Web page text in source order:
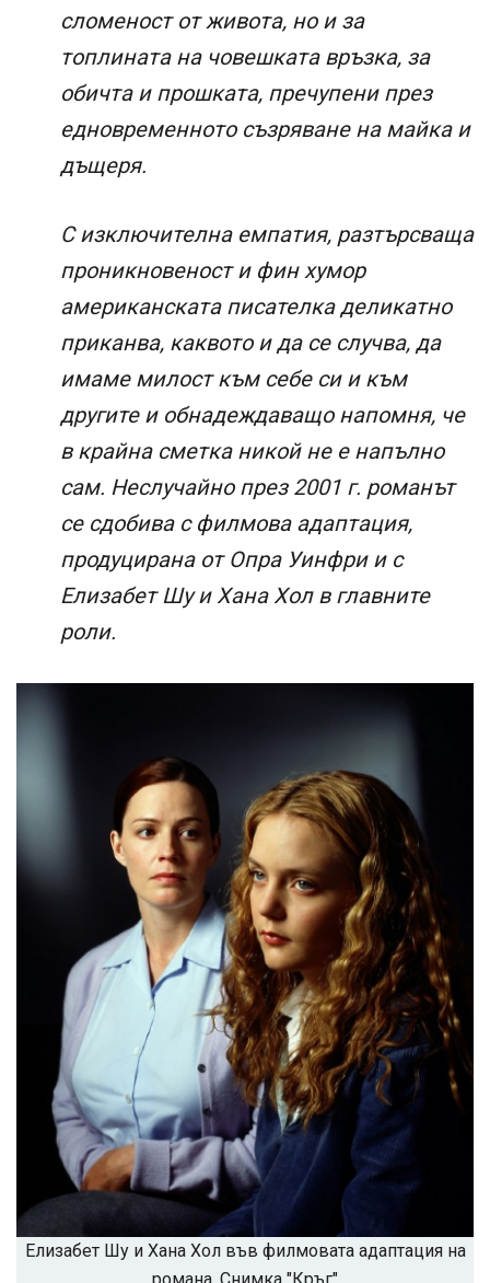
сломеност от живота, но и за
топлината на човешката връзка, за
обичта и прошката, пречупени през
едновременното съзряване на майка и
дъщеря.
С изключителна емпатия, разтърсваща
проникновеност и фин хумор
американската писателка деликатно
приканва, каквото и да се случва, да
имаме милост към себе си и към
другите и обнадеждаващо напомня, че
в крайна сметка никой не е напълно
сам. Неслучайно през 2001 г. романът
се сдобива с филмова адаптация,
продуцирана от Опра Уинфри и с
Елизабет Шу и Хана Хол в главните
роли.
Елизабет Шу и Хана Хол във филмовата адаптация на